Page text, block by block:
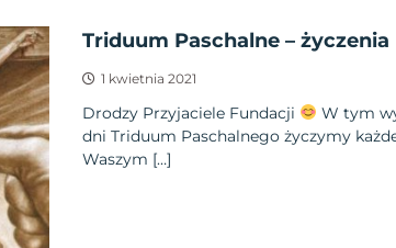
Triduum Paschalne – życzenia
1 kwietnia 2021
Drodzy Przyjaciele Fundacji
W tym
dni Triduum Paschalnego życzymy
Waszym […]